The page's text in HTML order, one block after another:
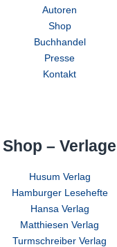
Autoren
Shop
Buchhandel
Presse
Kontakt
Shop – Verlage
Husum Verlag
Hamburger Lesehefte
Hansa Verlag
Matthiesen Verlag
Turmschreiber Verlag